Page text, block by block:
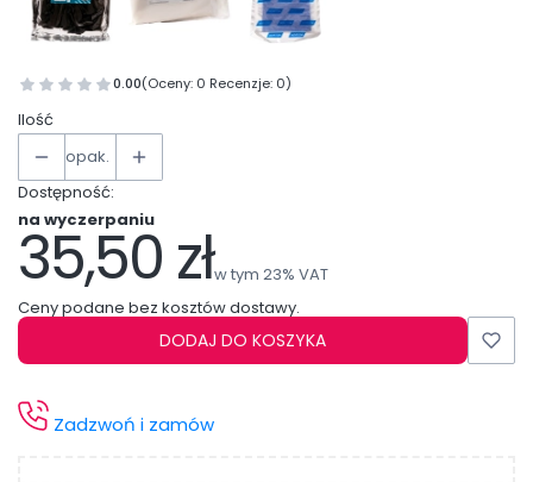
0.00(Oceny: 0 Recenzje: 0)
Ilość
opak.
Dostępność:
na wyczerpaniu
Cena
35,50 złw tym 23% VAT
w tym 23% VAT
Ceny podane bez kosztów dostawy.
DODAJ DO KOSZYKA
Zadzwoń i zamów